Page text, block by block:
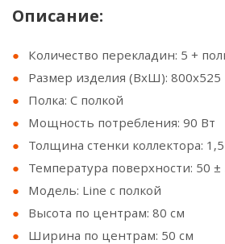
Описание:
Количество перекладин: 5 +
Размер изделия (ВхШ):
Полка: С полкой
Мощность потребления: 90 Вт
Толщина стенки коллектора:
Температура поверхности: 50 ±
Модель: Line с полкой
Высота по центрам: 80 см
Ширина по центрам: 50 см